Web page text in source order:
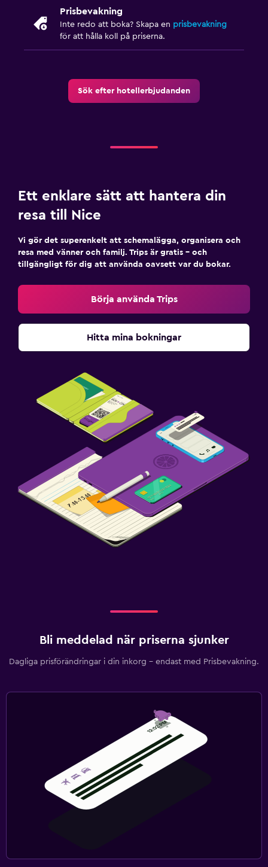
Prisbevakning
Inte redo att boka? Skapa en prisbevakning
för att hålla koll på priserna.
Sök efter hotellerbjudanden
Ett enklare sätt att hantera din
resa till Nice
Vi gör det superenkelt att schemalägga, organisera och
resa med vänner och familj. Trips är gratis – och
tillgängligt för dig att använda oavsett var du bokar.
Börja använda Trips
Hitta mina bokningar
Bli meddelad när priserna sjunker
Dagliga prisförändringar i din inkorg – endast med Prisbevakning.